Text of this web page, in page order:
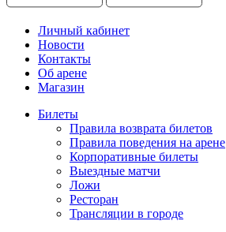
Личный кабинет
Новости
Контакты
Об арене
Магазин
Билеты
Правила возврата билетов
Правила поведения на арене
Корпоративные билеты
Выездные матчи
Ложи
Ресторан
Трансляции в городе